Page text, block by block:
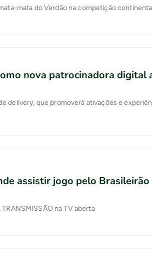
mata do Verdão na competição
nova patrocinadora digital
delivery, que promoverá ativações e
assistir jogo pelo Brasileirão
na TV aberta